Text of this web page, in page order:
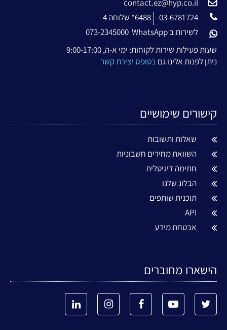
contact.ez@hyp.co.il
03-6781724
6488* שלוחה 4
לשירות ב WhatsApp
073-2345000
שעות פעילות שירות לקוחות: ימי א-ה, 9:00-17:00
ניתן לפנות אלינו גםבטופס יצירת קשר
קישורים שימושיים
שאלות ותשובות
השוואת מחירים חשבוניות
חתימה דיגיטלית
הבלוג שלנו
תוכנית שותפים
API
אבטחת מידע
הישארו מחוברים